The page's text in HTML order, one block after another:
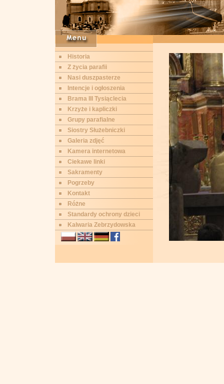
Historia
Z życia parafii
Nasi duszpasterze
Intencje i ogłoszenia
Brama III Tysiąclecia
Krzyże i kapliczki
Grupy parafialne
Siostry Służebniczki
Galeria zdjęć
Kamera internetowa
Ciekawe linki
Sakramenty
Pogrzeby
Kontakt
Różne
Standardy ochrony dzieci
Kalwaria Zebrzydowska